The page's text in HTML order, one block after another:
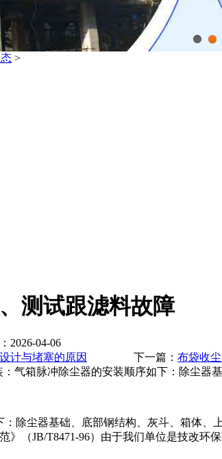
>
测试跟滤料故障
04-06
计与堵塞的原因 下一篇： 布袋收
气箱脉冲除尘器的安装顺序如下：除尘
除尘器基础、底部钢结构、灰斗、箱体
》（JB/T8471-96）由于我们单位是技改环